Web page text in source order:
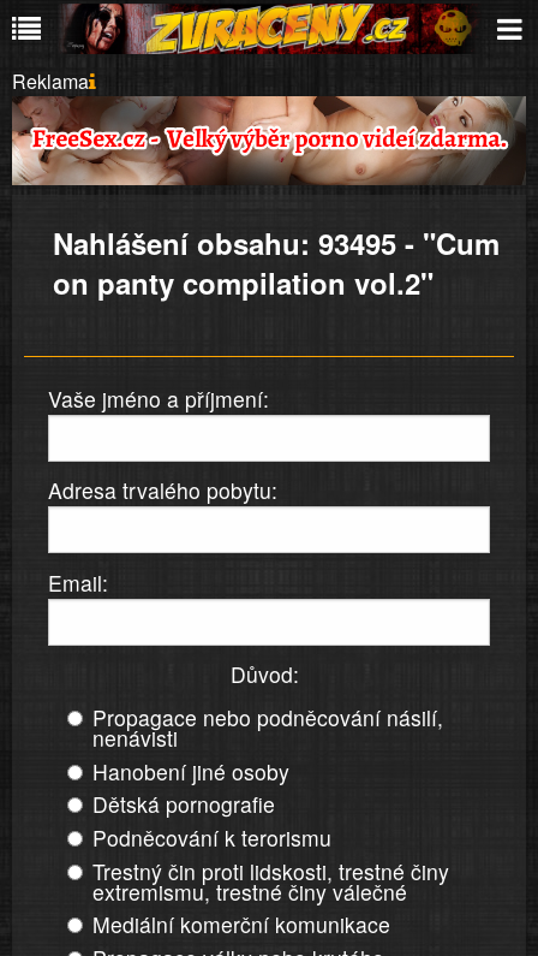
Reklama
Nahlášení obsahu: 93495 - "Cum
on panty compilation vol.2"
Vaše jméno a příjmení:
Adresa trvalého pobytu:
Email:
Důvod:
Propagace nebo podněcování násilí,
nenávisti
Hanobení jiné osoby
Dětská pornografie
Podněcování k terorismu
Trestný čin proti lidskosti, trestné činy
extremismu, trestné činy válečné
Mediální komerční komunikace